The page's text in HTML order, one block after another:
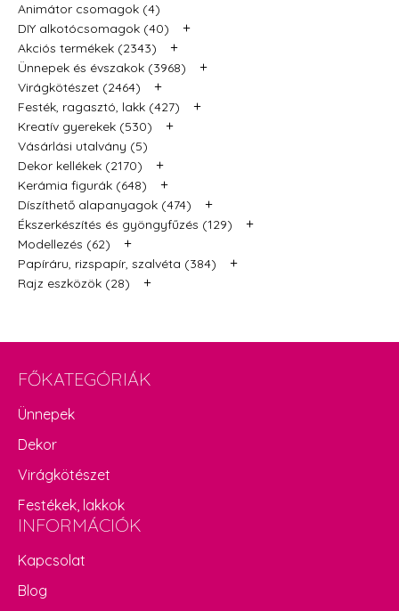
Animátor csomagok (4)
DIY alkotócsomagok (40)
+
Akciós termékek (2343) +
Ünnepek és évszakok (3968) +
Virágkötészet (2464) +
Festék, ragasztó, lakk (427) +
Kreatív gyerekek (530) +
Vásárlási utalvány (5)
Dekor kellékek (2170)
+
Kerámia figurák (648) +
Díszíthető alapanyagok (474) +
Ékszerkészítés és gyöngyfűzés (129) +
Modellezés (62) +
Papíráru, rizspapír, szalvéta (384) +
Rajz eszközök (28) +
FŐKATEGÓRIÁK
Ünnepek
Dekor
Virágkötészet
Festékek, lakkok
INFORMÁCIÓK
Kapcsolat
Blog